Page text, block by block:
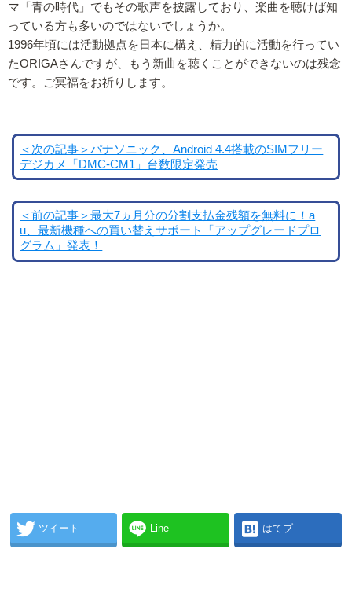
マ「青の時代」でもその歌声を披露しており、楽曲を聴けば知
っている方も多いのではないでしょうか。
1996年頃には活動拠点を日本に構え、精力的に活動を行ってい
たORIGAさんですが、もう新曲を聴くことができないのは残念
です。ご冥福をお祈りします。
＜次の記事＞パナソニック、Android 4.4搭載のSIMフリー
デジカメ「DMC-CM1」台数限定発売
＜前の記事＞最大7ヵ月分の分割支払金残額を無料に！a
u、最新機種への買い替えサポート「アップグレードプロ
グラム」発表！
ツイート Line はてブ